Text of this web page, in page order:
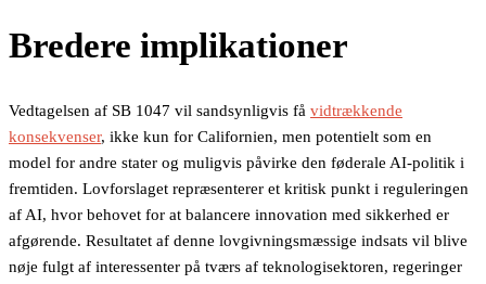
Bredere implikationer
Vedtagelsen af SB 1047 vil sandsynligvis få vidtrækkende
konsekvenser, ikke kun for Californien, men potentielt som en
model for andre stater og muligvis påvirke den føderale AI-politik i
fremtiden. Lovforslaget repræsenterer et kritisk punkt i reguleringen
af AI, hvor behovet for at balancere innovation med sikkerhed er
afgørende. Resultatet af denne lovgivningsmæssige indsats vil blive
nøje fulgt af interessenter på tværs af teknologisektoren, regeringer